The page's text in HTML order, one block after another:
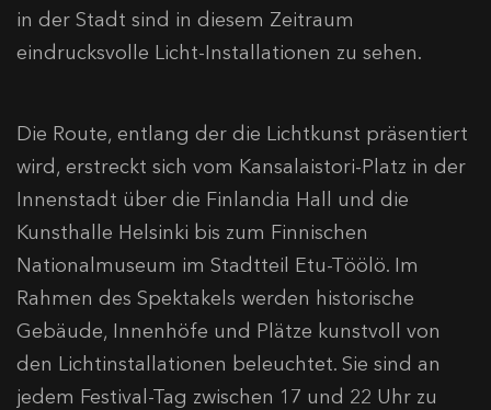
in der Stadt sind in diesem Zeitraum
eindrucksvolle Licht-Installationen zu sehen.
Die Route, entlang der die Lichtkunst präsentiert
wird, erstreckt sich vom Kansalaistori-Platz in der
Innenstadt über die Finlandia Hall und die
Kunsthalle Helsinki bis zum Finnischen
Nationalmuseum im Stadtteil Etu-Töölö. Im
Rahmen des Spektakels werden historische
Gebäude, Innenhöfe und Plätze kunstvoll von
den Lichtinstallationen beleuchtet. Sie sind an
jedem Festival-Tag zwischen 17 und 22 Uhr zu